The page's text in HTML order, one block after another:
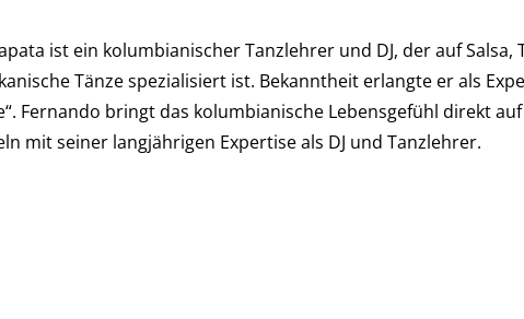
ist ein kolumbianischer Tanzlehrer und DJ, der auf
Tänze spezialisiert ist. Bekanntheit erlangte er als
Fernando bringt das kolumbianische Lebensgefühl direkt
mit seiner langjährigen Expertise als DJ und Tanzlehrer.